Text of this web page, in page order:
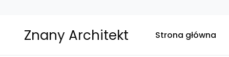
Znany Architekt Strona główna